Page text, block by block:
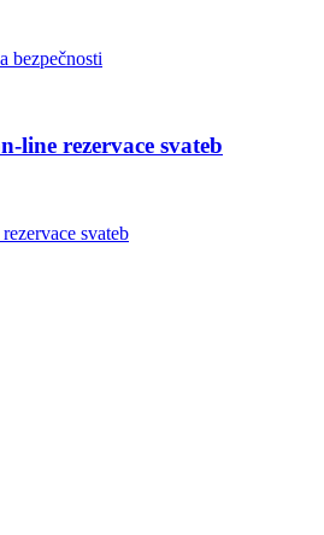
bezpečnosti
line rezervace svateb
svateb